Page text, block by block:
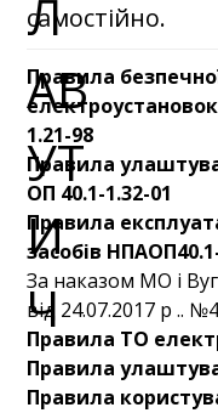
самостійно.
Правила
1.21-98
Правила
ОП 40.1-1.32-01
Правила
засобів
За наказом МО і
від 24.07.2017 р ..
Правила ТО
Правила
Правила